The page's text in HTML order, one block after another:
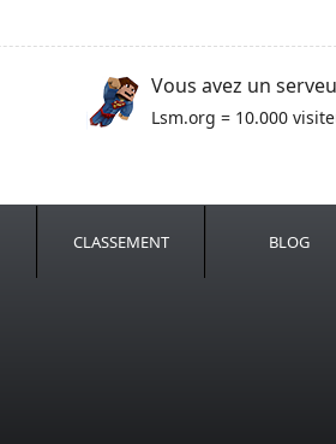
Vous avez un
Lsm.org = 10.000
CLASSEMENT BLOG